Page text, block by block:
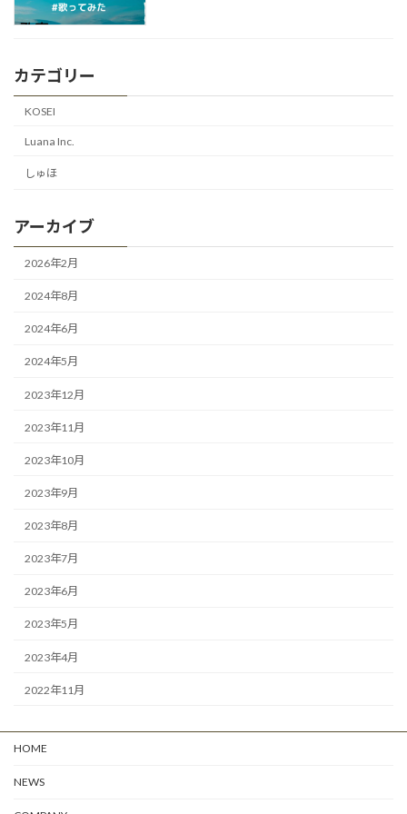
カテゴリー
KOSEI
Luana Inc.
しゅほ
アーカイブ
2026年2月
2024年8月
2024年6月
2024年5月
2023年12月
2023年11月
2023年10月
2023年9月
2023年8月
2023年7月
2023年6月
2023年5月
2023年4月
2022年11月
HOME
NEWS